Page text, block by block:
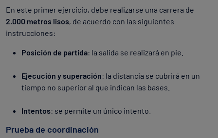
En este primer ejercicio, debe realizarse una carrera de
2.000 metros lisos, de acuerdo con las siguientes
instrucciones:
Posición de partida: la salida se realizará en pie.
Ejecución y superación: la distancia se cubrirá en un
tiempo no superior al que indican las bases.
Intentos: se permite un único intento.
Prueba de coordinación